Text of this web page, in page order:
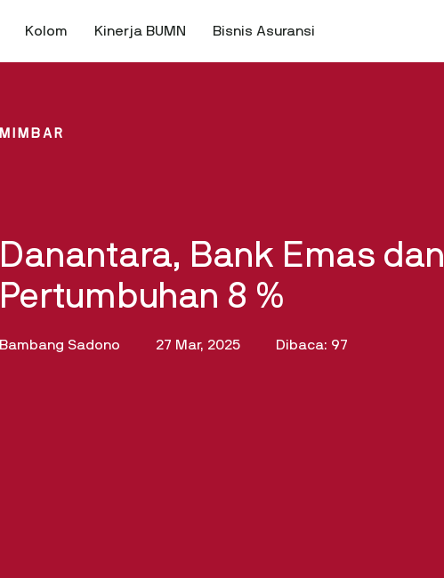
Kolom Kinerja BUMN Bisnis Asuransi
MIMBAR
Danantara, Bank Emas dan
Pertumbuhan 8 %
Bambang Sadono 27 Mar, 2025 Dibaca: 97